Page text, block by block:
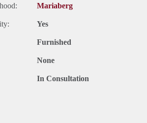
Mariaberg
Yes
Furnished
None
In Consultation